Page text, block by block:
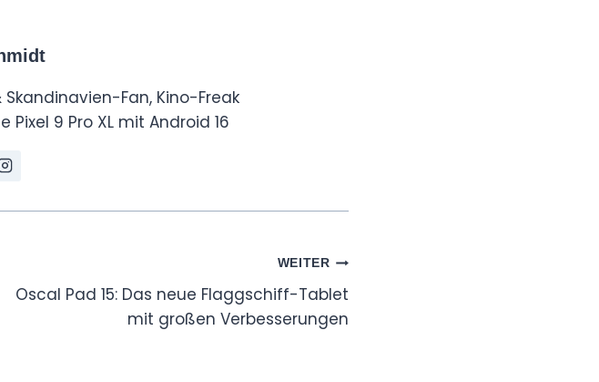
Fan, Kino-Freak
9 Pro XL mit Android 16
WEITER
Oscal Pad 15: Das neue Flaggschiff-Tablet
mit großen Verbesserungen